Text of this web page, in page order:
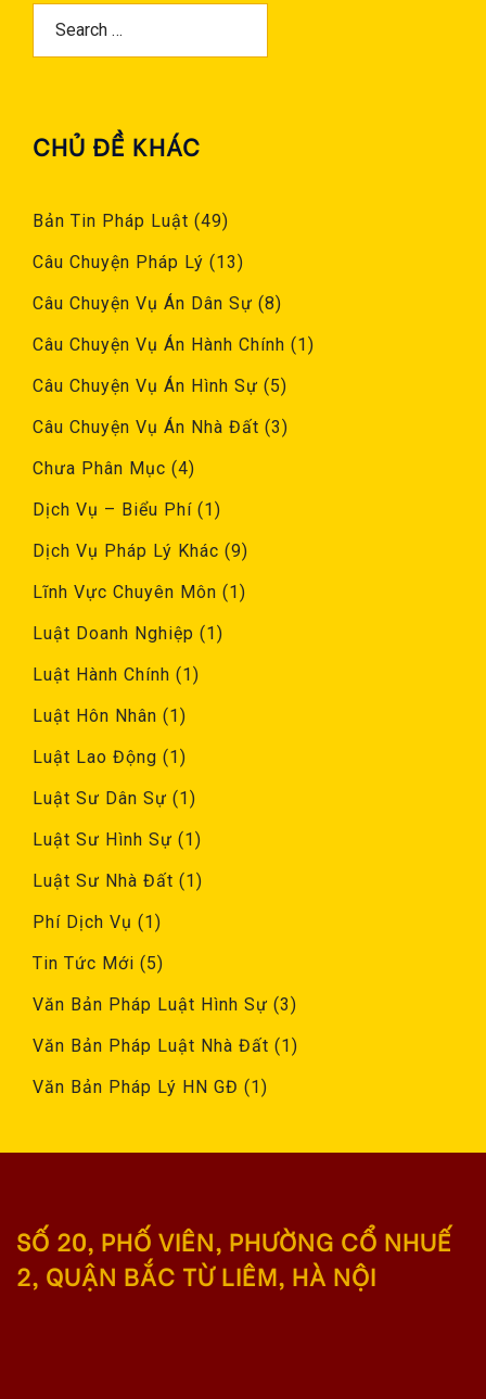
CHỦ ĐỀ KHÁC
Bản Tin Pháp Luật (49)
Câu Chuyện Pháp Lý (13)
Câu Chuyện Vụ Án Dân Sự (8)
Câu Chuyện Vụ Án Hành Chính (1)
Câu Chuyện Vụ Án Hình Sự (5)
Câu Chuyện Vụ Án Nhà Đất (3)
Chưa Phân Mục (4)
Dịch Vụ – Biểu Phí (1)
Dịch Vụ Pháp Lý Khác (9)
Lĩnh Vực Chuyên Môn (1)
Luật Doanh Nghiệp (1)
Luật Hành Chính (1)
Luật Hôn Nhân (1)
Luật Lao Động (1)
Luật Sư Dân Sự (1)
Luật Sư Hình Sự (1)
Luật Sư Nhà Đất (1)
Phí Dịch Vụ (1)
Tin Tức Mới (5)
Văn Bản Pháp Luật Hình Sự (3)
Văn Bản Pháp Luật Nhà Đất (1)
Văn Bản Pháp Lý HN GĐ (1)
SỐ 20, PHỐ VIÊN, PHƯỜNG CỔ NHUẾ
2, QUẬN BẮC TỪ LIÊM, HÀ NỘI